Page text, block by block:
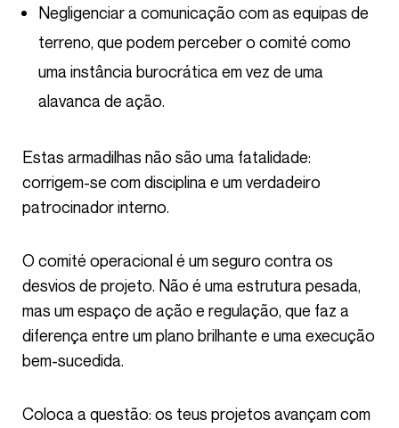
Negligenciar a comunicação com as equipas de
terreno, que podem perceber o comité como
uma instância burocrática em vez de uma
alavanca de ação.
Estas armadilhas não são uma fatalidade:
corrigem-se com disciplina e um verdadeiro
patrocinador interno.
O comité operacional é um seguro contra os
desvios de projeto. Não é uma estrutura pesada,
mas um espaço de ação e regulação, que faz a
diferença entre um plano brilhante e uma execução
bem-sucedida.
Coloca a questão: os teus projetos avançam com